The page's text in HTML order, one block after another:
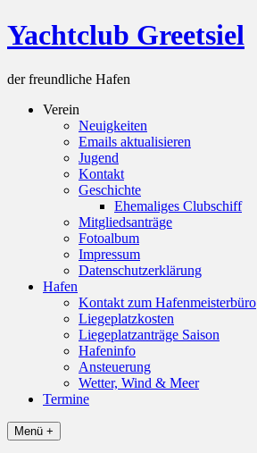
Skip
to
Yachtclub Greetsiel
der freundliche Hafen
Verein
Neuigkeiten
Emails aktualisieren
Jugend
Kontakt
Geschichte
Ehemaliges Clubschiff
Mitgliedsanträge
Fotoalbum
Impressum
Datenschutzerklärung
Hafen
Kontakt zum Hafenmeisterbüro
Liegeplatzkosten
Liegeplatzanträge Saison
Hafeninfo
Ansteuerung
Wetter, Wind & Meer
Termine
Menü +